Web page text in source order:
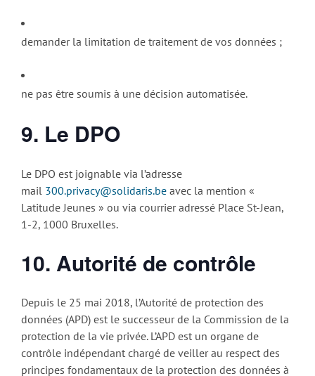
demander la limitation de traitement de vos données ;
ne pas être soumis à une décision automatisée.
9. Le DPO
Le DPO est joignable via l’adresse
mail 300.privacy@solidaris.be avec la mention «
Latitude Jeunes » ou via courrier adressé Place St-Jean,
1-2, 1000 Bruxelles.
10. Autorité de contrôle
Depuis le 25 mai 2018, l’Autorité de protection des
données (APD) est le successeur de la Commission de la
protection de la vie privée. L’APD est un organe de
contrôle indépendant chargé de veiller au respect des
principes fondamentaux de la protection des données à